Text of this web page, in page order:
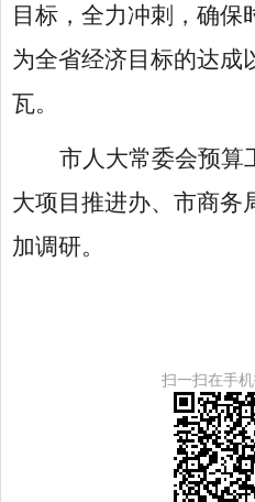
目标，全力冲刺，确保
为全省经济目标的达成
瓦。
市人大常委会预算
大项目推进办、市商务
加调研。
扫一扫在手